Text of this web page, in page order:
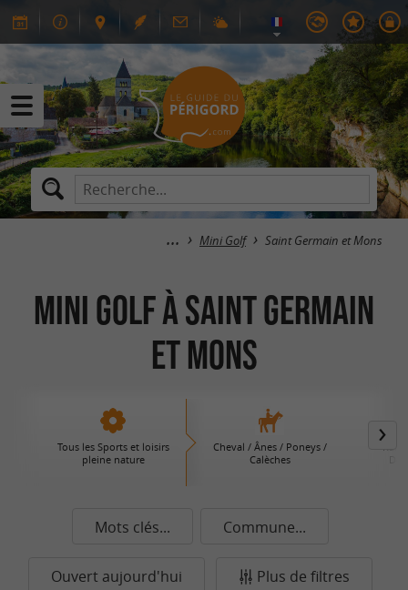
Mini Golf Saint Germain et Mons
Mini Golf à Saint Germain
et Mons
Tous les Sports et loisirs
pleine nature
Cheval / Ânes / Poneys /
Calèches
Mots clés... Commune...
Ouvert aujourd'hui Plus de filtres